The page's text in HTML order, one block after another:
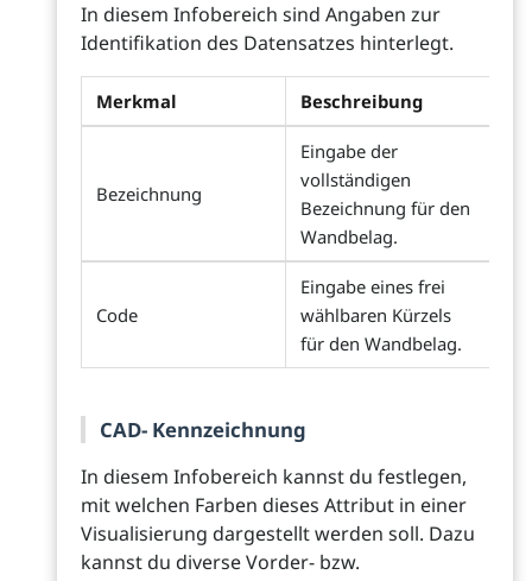
In diesem Infobereich sind Angaben zur
Identifikation des Datensatzes hinterlegt.
Merkmal Beschreibung
Bezeichnung
Eingabe der
vollständigen
Bezeichnung für den
Wandbelag.
Code
Eingabe eines frei
wählbaren Kürzels
für den Wandbelag.
CAD- Kennzeichnung
In diesem Infobereich kannst du festlegen,
mit welchen Farben dieses Attribut in einer
Visualisierung dargestellt werden soll. Dazu
kannst du diverse Vorder- bzw.